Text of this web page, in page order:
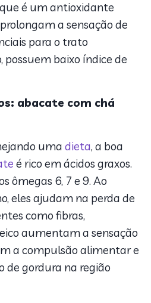
é um antioxidante
a sensação de
para o trato
possuem baixo índice de
abacate com chá
umadieta, a boa
é rico em ácidos graxos.
ômegas 6, 7 e 9. Ao
eles ajudam na perda de
como fibras,
aumentam a sensação
a compulsão alimentar e
gordura na região